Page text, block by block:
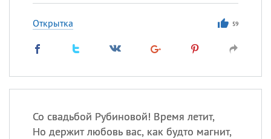
Открытка 59
Со свадьбой Рубиновой! Время летит,
Но держит любовь вас, как будто магнит,